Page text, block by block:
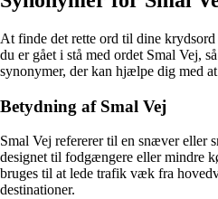
At finde det rette ord til dine
du er gået i stå med ordet Smal Vej,
synonymer, der kan hjælpe dig med
Betydning af Smal Vej
Smal Vej refererer til en snæver eller
designet til fodgængere eller mindre
bruges til at lede trafik væk fra
destinationer.